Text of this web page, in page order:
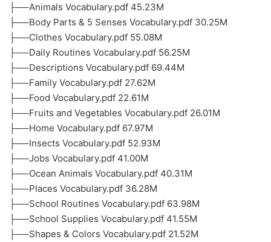
├──Animals Vocabulary.pdf 45.23M
├──Body Parts & 5 Senses Vocabulary.pdf 30.25M
├──Clothes Vocabulary.pdf 55.08M
├──Daily Routines Vocabulary.pdf 56.25M
├──Descriptions Vocabulary.pdf 69.44M
├──Family Vocabulary.pdf 27.62M
├──Food Vocabulary.pdf 22.61M
├──Fruits and Vegetables Vocabulary.pdf 26.01M
├──Home Vocabulary.pdf 67.97M
├──Insects Vocabulary.pdf 52.93M
├──Jobs Vocabulary.pdf 41.00M
├──Ocean Animals Vocabulary.pdf 40.31M
├──Places Vocabulary.pdf 36.28M
├──School Routines Vocabulary.pdf 63.98M
├──School Supplies Vocabulary.pdf 41.55M
├──Shapes & Colors Vocabulary.pdf 21.52M